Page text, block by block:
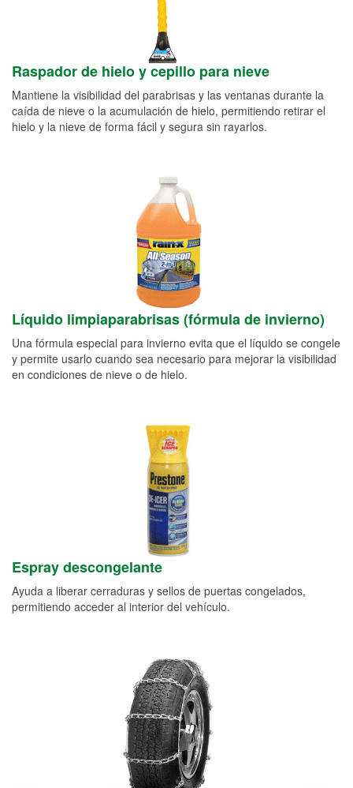
Raspador de hielo y cepillo para nieve
Mantiene la visibilidad del parabrisas y las ventanas durante la
caída de nieve o la acumulación de hielo, permitiendo retirar el
hielo y la nieve de forma fácil y segura sin rayarlos.
Líquido limpiaparabrisas (fórmula de invierno)
Una fórmula especial para invierno evita que el líquido se congele
y permite usarlo cuando sea necesario para mejorar la visibilidad
en condiciones de nieve o de hielo.
Espray descongelante
Ayuda a liberar cerraduras y sellos de puertas congelados,
permitiendo acceder al interior del vehículo.